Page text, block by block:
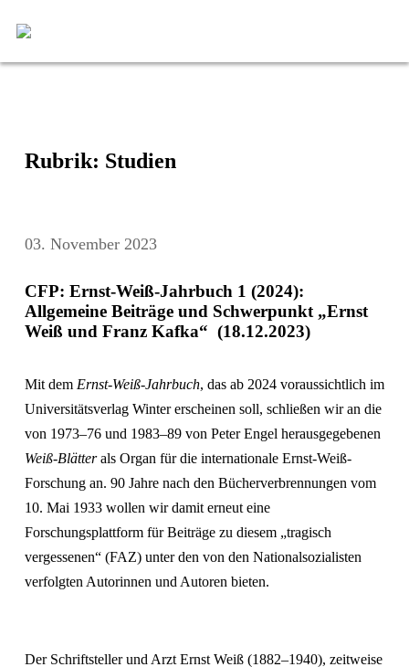
Rubrik: Studien
03. November 2023
CFP: Ernst-Weiß-Jahrbuch 1 (2024):
Allgemeine Beiträge und Schwerpunkt „Ernst
Weiß und Franz Kafka“ (18.12.2023)
Mit dem Ernst-Weiß-Jahrbuch, das ab 2024 voraussichtlich im
Universitätsverlag Winter erscheinen soll, schließen wir an die
von 1973–76 und 1983–89 von Peter Engel herausgegebenen
Weiß-Blätterals Organ für die internationale Ernst-Weiß-
Forschung an. 90 Jahre nach den Bücherverbrennungen vom
10. Mai 1933 wollen wir damit erneut eine
Forschungsplattform für Beiträge zu diesem „tragisch
vergessenen“ (FAZ) unter den von den Nationalsozialisten
verfolgten Autorinnen und Autoren bieten.
Der Schriftsteller und Arzt Ernst Weiß (1882–1940), zeitweise